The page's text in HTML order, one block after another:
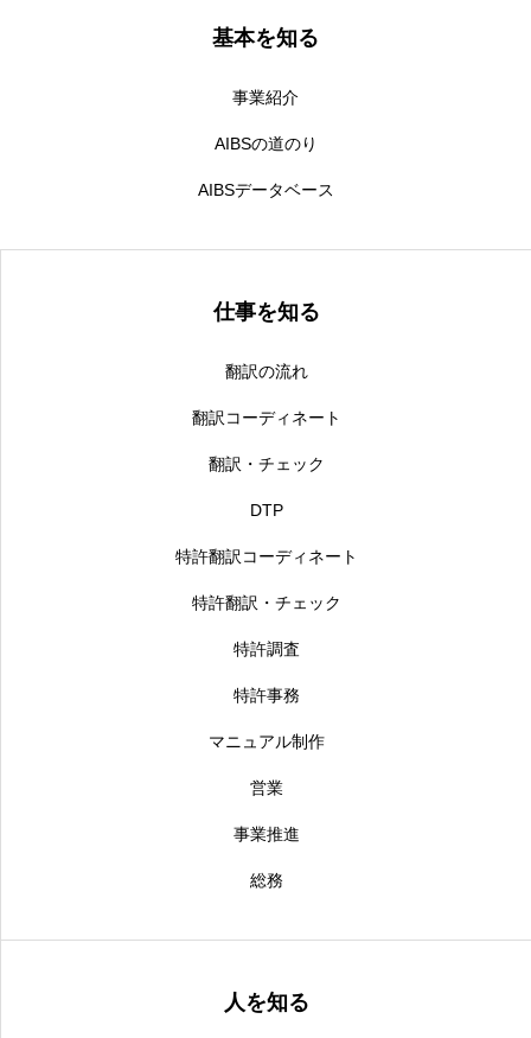
基本を知る
事業紹介
AIBSの道のり
AIBSデータベース
仕事を知る
翻訳の流れ
翻訳コーディネート
翻訳・チェック
DTP
特許翻訳コーディネート
特許翻訳・チェック
特許調査
特許事務
マニュアル制作
営業
事業推進
総務
人を知る